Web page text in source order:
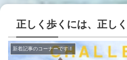
正しく歩くには、正し
新着記事のコーナーです！